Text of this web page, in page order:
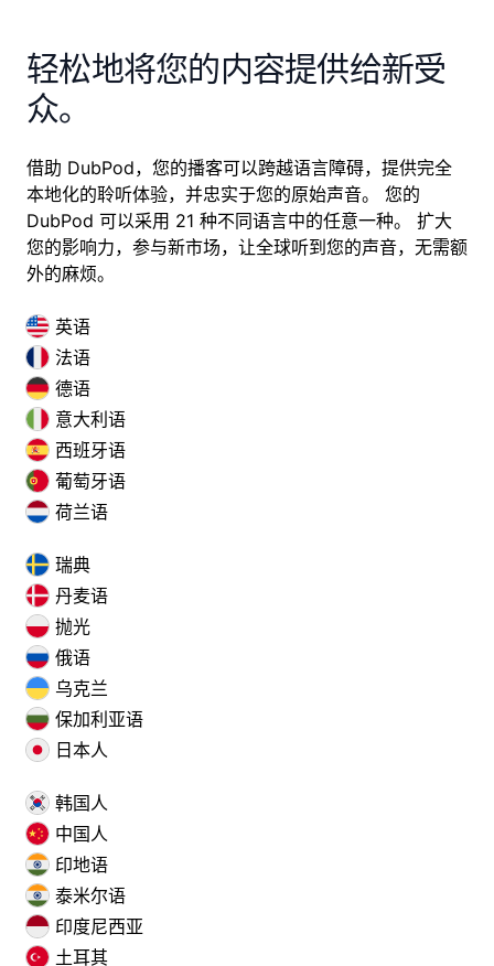
轻松地将您的内容提供给新受
众。
借助 DubPod，您的播客可以跨越语言障碍，提供完全
本地化的聆听体验，并忠实于您的原始声音。 您的
DubPod 可以采用 21 种不同语言中的任意一种。 扩大
您的影响力，参与新市场，让全球听到您的声音，无需额
外的麻烦。
英语
法语
德语
意大利语
西班牙语
葡萄牙语
荷兰语
瑞典
丹麦语
抛光
俄语
乌克兰
保加利亚语
日本人
韩国人
中国人
印地语
泰米尔语
印度尼西亚
土耳其